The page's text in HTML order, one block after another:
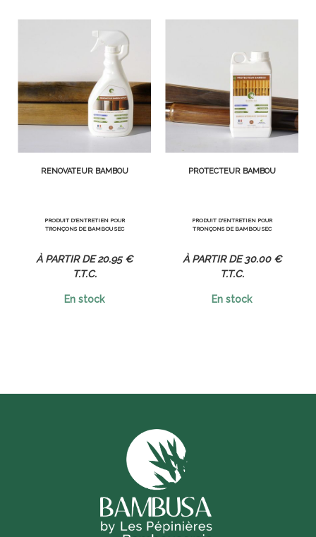
RÉNOVATEUR BAMBOU
PRODUIT D'ENTRETIEN POUR
TRONÇONS DE BAMBOU SEC
20.95 €
T.T.C.
En stock
PROTECTEUR BAMBOU
PRODUIT D'ENTRETIEN POUR
TRONÇONS DE BAMBOU SEC
30.00 €
T.T.C.
En stock